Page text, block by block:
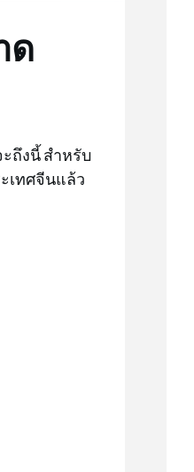
ด
ถึงนี้ สำหรับ
เทศจีนแล้ว